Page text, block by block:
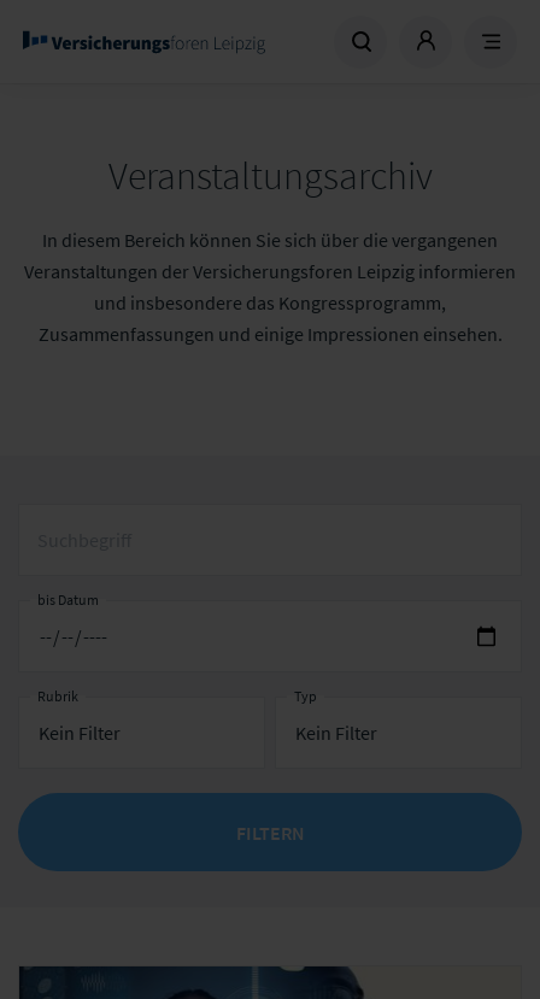
Veranstaltungsarchiv
In diesem Bereich können Sie sich über die vergangenen
Veranstaltungen der Versicherungsforen Leipzig informieren
und insbesondere das Kongressprogramm,
Zusammenfassungen und einige Impressionen einsehen.
bis Datum
Rubrik Typ
FILTERN